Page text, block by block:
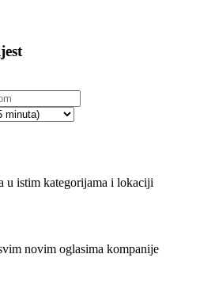
u istim kategorijama i lokaciji
novim oglasima kompanije